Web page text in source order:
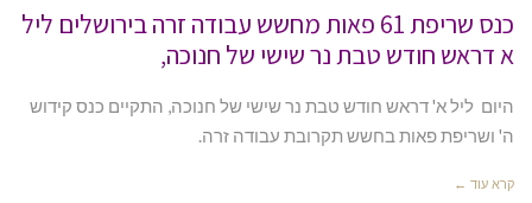
כנס שריפת 61 פאות מחשש עבודה זרה בירושלים ליל
א דראש חודש טבת נר שישי של חנוכה,
היום ליל א' דראש חודש טבת נר שישי של חנוכה, התקיים כנס קידוש
ה' ושריפת פאות בחשש תקרובת עבודה זרה.
קרא עוד ←